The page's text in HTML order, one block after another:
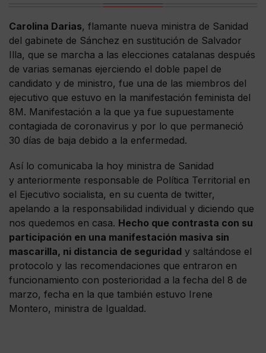
Carolina Darias, flamante nueva ministra de Sanidad
del gabinete de Sánchez en sustitución de Salvador
Illa, que se marcha a las elecciones catalanas después
de varias semanas ejerciendo el doble papel de
candidato y de ministro, fue una de las miembros del
ejecutivo que estuvo en la manifestación feminista del
8M. Manifestación a la que ya fue supuestamente
contagiada de coronavirus y por lo que permaneció
30 días de baja debido a la enfermedad.
Así lo comunicaba la hoy ministra de Sanidad
y anteriormente responsable de Política Territorial en
el Ejecutivo socialista, en su cuenta de twitter,
apelando a la responsabilidad individual y diciendo que
nos quedemos en casa. Hecho que contrasta con su
participación en una manifestación masiva sin
mascarilla, ni distancia de seguridad y saltándose el
protocolo y las recomendaciones que entraron en
funcionamiento con posterioridad a la fecha del 8 de
marzo, fecha en la que también estuvo Irene
Montero, ministra de Igualdad.